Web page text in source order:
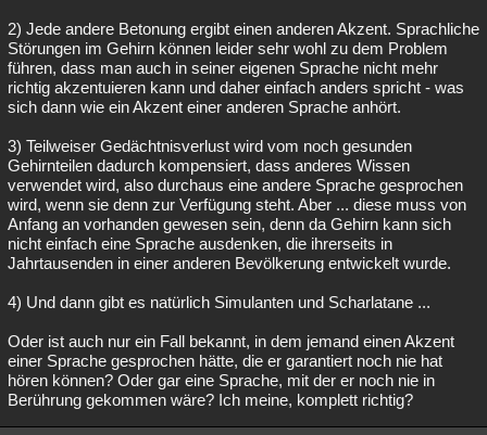
2) Jede andere Betonung ergibt einen anderen Akzent. Sprachliche
Störungen im Gehirn können leider sehr wohl zu dem Problem
führen, dass man auch in seiner eigenen Sprache nicht mehr
richtig akzentuieren kann und daher einfach anders spricht - was
sich dann wie ein Akzent einer anderen Sprache anhört.
3) Teilweiser Gedächtnisverlust wird vom noch gesunden
Gehirnteilen dadurch kompensiert, dass anderes Wissen
verwendet wird, also durchaus eine andere Sprache gesprochen
wird, wenn sie denn zur Verfügung steht. Aber ... diese muss von
Anfang an vorhanden gewesen sein, denn da Gehirn kann sich
nicht einfach eine Sprache ausdenken, die ihrerseits in
Jahrtausenden in einer anderen Bevölkerung entwickelt wurde.
4) Und dann gibt es natürlich Simulanten und Scharlatane ...
Oder ist auch nur ein Fall bekannt, in dem jemand einen Akzent
einer Sprache gesprochen hätte, die er garantiert noch nie hat
hören können? Oder gar eine Sprache, mit der er noch nie in
Berührung gekommen wäre? Ich meine, komplett richtig?